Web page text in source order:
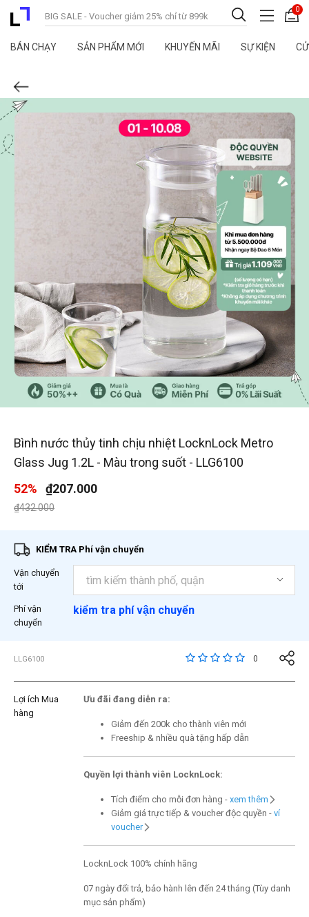
0
BÁN CHẠY SẢN PHẨM MỚI KHUYẾN MÃI SỰ KIỆN
/3
Bình nước thủy tinh chịu nhiệt LocknLock Metro
Glass Jug 1.2L - Màu trong suốt - LLG6100
52%
₫207.000
Giá giảm xuống từ
₫432.000đến
KIỂM TRA Phí vận chuyển
Vận chuyển
tới
Phí vận
chuyển
kiểm tra phí vận chuyển
LLG6100 4,9 trên đánh giá của
0
Lợi ích Mua
hàng
Ưu đãi đang diễn ra:
Giảm đến 200k cho thành viên mới
Freeship & nhiều quà tặng hấp dẫn
Quyền lợi thành viên LocknLock:
Tích điểm cho mỗi đơn hàng - xem thêm
Giảm giá trực tiếp & voucher độc quyền - ví
voucher
LocknLock 100% chính hãng
07 ngày đổi trả, bảo hành lên đến 24 tháng (Tùy danh
mục sản phẩm)